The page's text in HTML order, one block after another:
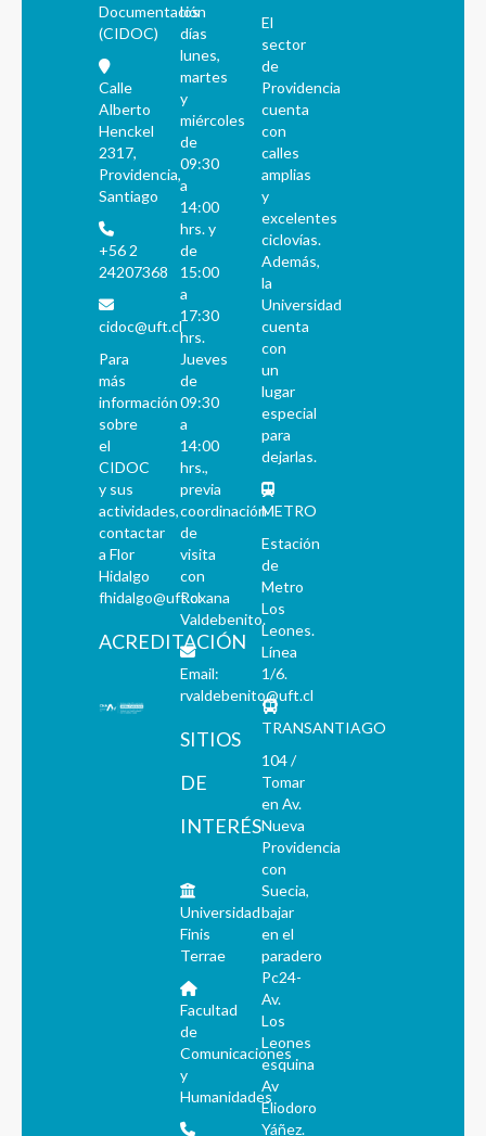
Documentación
(CIDOC)
Calle
Alberto
Henckel
2317,
Providencia,
Santiago
+56 2
24207368
cidoc@uft.cl
Para
más
información
sobre
el
CIDOC
y sus
actividades,
contactar
a Flor
Hidalgo
fhidalgo@uft.cl
ACREDITACIÓN
los
días
lunes,
martes
y
miércoles
de
09:30
a
14:00
hrs. y
de
15:00
a
17:30
hrs.
Jueves
de
09:30
a
14:00
hrs.,
previa
coordinación
de
visita
con
Roxana
Valdebenito.
Email:
rvaldebenito@uft.cl
SITIOS
DE
INTERÉS
Universidad
Finis
Terrae
Facultad
de
Comunicaciones
y
Humanidades
El
sector
de
Providencia
cuenta
con
calles
amplias
y
excelentes
ciclovías.
Además,
la
Universidad
cuenta
con
un
lugar
especial
para
dejarlas.
METRO
Estación
de
Metro
Los
Leones.
Línea
1/6.
TRANSANTIAGO
104 /
Tomar
en Av.
Nueva
Providencia
con
Suecia,
bajar
en el
paradero
Pc24-
Av.
Los
Leones
esquina
Av
Eliodoro
Yáñez.